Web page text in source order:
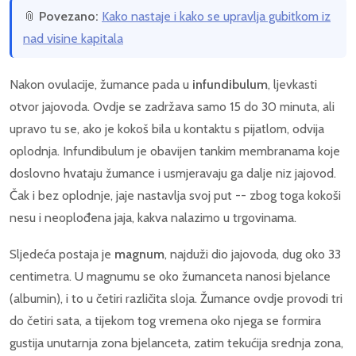
📎 Povezano: Kako nastaje i kako se upravlja gubitkom iz
nad visine kapitala
Nakon ovulacije, žumance pada u infundibulum, ljevkasti
otvor jajovoda. Ovdje se zadržava samo 15 do 30 minuta, ali
upravo tu se, ako je kokoš bila u kontaktu s pijatlom, odvija
oplodnja. Infundibulum je obavijen tankim membranama koje
doslovno hvataju žumance i usmjeravaju ga dalje niz jajovod.
Čak i bez oplodnje, jaje nastavlja svoj put -- zbog toga kokoši
nesu i neoplođena jaja, kakva nalazimo u trgovinama.
Sljedeća postaja je magnum, najduži dio jajovoda, dug oko 33
centimetra. U magnumu se oko žumanceta nanosi bjelance
(albumin), i to u četiri različita sloja. Žumance ovdje provodi tri
do četiri sata, a tijekom tog vremena oko njega se formira
gustija unutarnja zona bjelanceta, zatim tekućija srednja zona,